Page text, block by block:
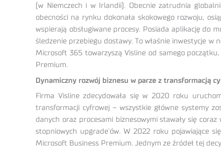
(w Niemczech i w Irlandii). Obecnie zatrudnia
obecności na rynku dokonała skokowego rozwoju,
wspierają obsługiwane procesy. Posiada aplikację do
śledzenie przebiegu dostawy. To właśnie inwestycje w
Microsoft 365 towarzyszą Visline od samego
Premium.
Dynamiczny rozwój biznesu w parze z transformacją
Firma Visline zdecydowała się w 2020 roku
transformacji cyfrowej – wszystkie główne systemy
danych oraz procesami biznesowymi stawały się
stopniowych upgrade’ów. W 2022 roku pojawiające
Microsoft Business Premium. Jednym ze źródeł tej